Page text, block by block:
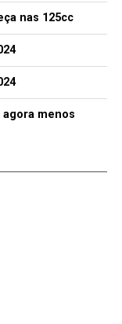
nas 125cc
agora menos